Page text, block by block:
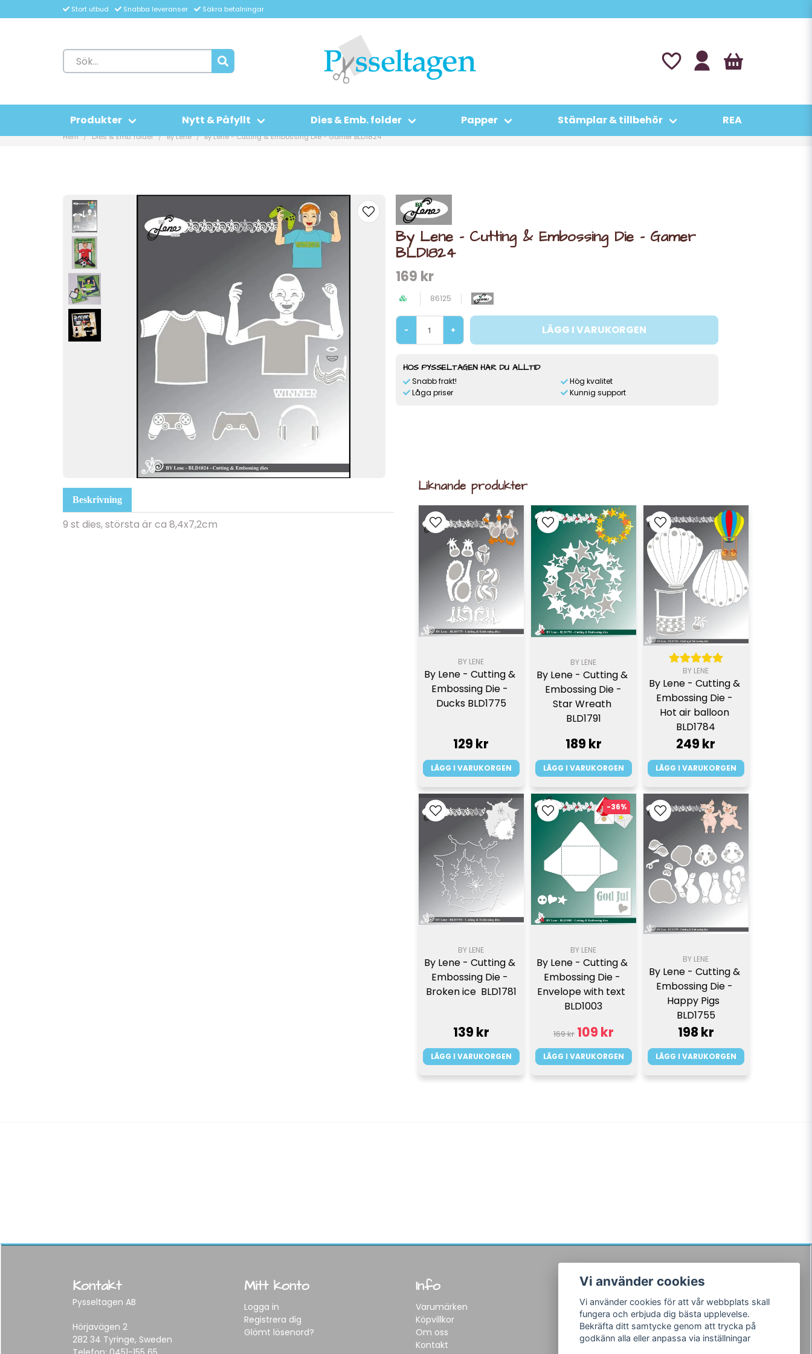
Stort utbud Snabba leveranser Säkra betalningar
Produkter Nytt & Påfyllt Dies & Emb. folder Papper Stämplar & tillbehör REA
Hem Dies & Emb. folder By Lene By Lene - Cutting & Embossing Die - Gamer BLD1824
By Lene - Cutting & Embossing Die - Gamer
BLD1824
169 kr
86125
- + LÄGG I VARUKORGEN
HOS PYSSELTAGEN HAR DU ALLTID
Snabb frakt!
Låga priser
Hög kvalitet
Kunnig support
Beskrivning
9 st dies, största är ca 8,4x7,2cm
Liknande produkter
BY LENE
By Lene - Cutting &
Embossing Die -
Ducks BLD1775
129 kr
LÄGG I VARUKORGEN
BY LENE
By Lene - Cutting &
Embossing Die -
Star Wreath
BLD1791
189 kr
LÄGG I VARUKORGEN
BY LENE
By Lene - Cutting &
Embossing Die -
Hot air balloon
BLD1784
249 kr
LÄGG I VARUKORGEN
BY LENE
By Lene - Cutting &
Embossing Die -
Broken ice  BLD1781
139 kr
LÄGG I VARUKORGEN
BY LENE
By Lene - Cutting &
Embossing Die -
Envelope with text
BLD1003
169 kr 109 kr
LÄGG I VARUKORGEN
-36%
BY LENE
By Lene - Cutting &
Embossing Die -
Happy Pigs
BLD1755
198 kr
LÄGG I VARUKORGEN
Kontakt
Pysseltagen AB
Hörjavägen 2
282 34 Tyringe, Sweden
Mitt konto
Logga in
Registrera dig
Glömt lösenord?
Info
Varumärken
Köpvillkor
Om oss
Kontakt
Följ oss
Facebook
Instagram
Vi använder cookies
Vi använder cookies för att vår webbplats skall
fungera och erbjuda dig bästa upplevelse.
Bekräfta ditt samtycke genom att trycka på
godkänn alla eller anpassa via inställningar